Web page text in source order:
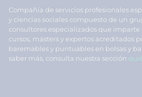
Compañía de servicios profesionales
y ciencias sociales compuesto de un
consultores especializados que imparte
cursos, másters y expertos acreditados
baremables y puntuables en bolsas y
saber más, consulta nuestra sección